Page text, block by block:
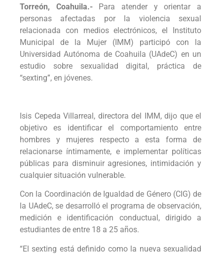
Torreón, Coahuila.-Para atender y orientar a
personas afectadas por la violencia sexual
relacionada con medios electrónicos, el Instituto
Municipal de la Mujer (IMM) participó con la
Universidad Autónoma de Coahuila (UAdeC) en un
estudio sobre sexualidad digital, práctica de
“sexting”, en jóvenes.
Isis Cepeda Villarreal, directora del IMM, dijo que el
objetivo es identificar el comportamiento entre
hombres y mujeres respecto a esta forma de
relacionarse íntimamente, e implementar políticas
públicas para disminuir agresiones, intimidación y
cualquier situación vulnerable.
Con la Coordinación de Igualdad de Género (CIG) de
la UAdeC, se desarrolló el programa de observación,
medición e identificación conductual, dirigido a
estudiantes de entre 18 a 25 años.
“El sexting está definido como la nueva sexualidad